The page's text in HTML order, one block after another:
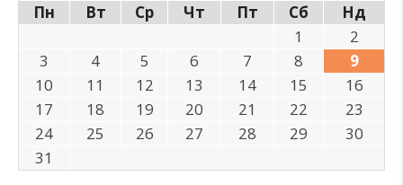
Пн
Вт Ср Чт Пт Сб
Нд
1
2
3
4 5 6 7 8
9
10
11 12 13 14 15
16
17
18 19 20 21 22
23
24
25 26 27 28 29
30
31